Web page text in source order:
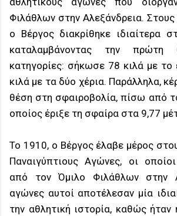
Φιλάθλων στην Αλεξάνδρεια.
ο Βέργος διακρίθηκε ιδιαίτερα
καταλαμβάνοντας την
κατηγορίες: σήκωσε 78 κιλά με το
κιλά με τα δύο χέρια. Παράλληλα,
θέση στη σφαιροβολία, πίσω από
οποίος έριξε τη σφαίρα στα 9,77
Το 1910, ο Βέργος έλαβε μέρος
Παναιγύπτιους Αγώνες, οι
από τον Όμιλο Φιλάθλων στην
αγώνες αυτοί αποτέλεσαν μία
την αθλητική ιστορία, καθώς